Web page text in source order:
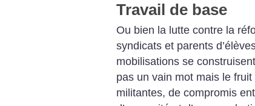
Travail de base
Ou bien la lutte contre la
syndicats et parents
mobilisations se
pas un vain mot mais le
militantes, de compromis